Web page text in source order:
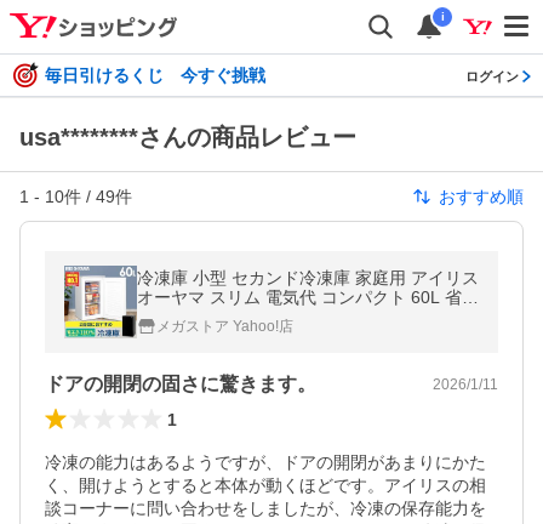
i
毎日引けるくじ 今すぐ挑戦 ログイン
usa********さんの商品レビュー
1 - 10件 / 49件 おすすめ順
冷凍庫 小型 セカンド冷凍庫 家庭用 アイリス
オーヤマ スリム 電気代 コンパクト 60L 省エ
ネ ノンフロン 前開き IUSD-6B-W・B [OP]
メガストア Yahoo!店
ドアの開閉の固さに驚きます。 2026/1/11
1
冷凍の能力はあるようですが、ドアの開閉があまりにかた
く、開けようとすると本体が動くほどです。アイリスの相
談コーナーに問い合わせをしましたが、冷凍の保存能力を